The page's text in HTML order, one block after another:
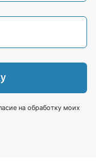
на обработку моих